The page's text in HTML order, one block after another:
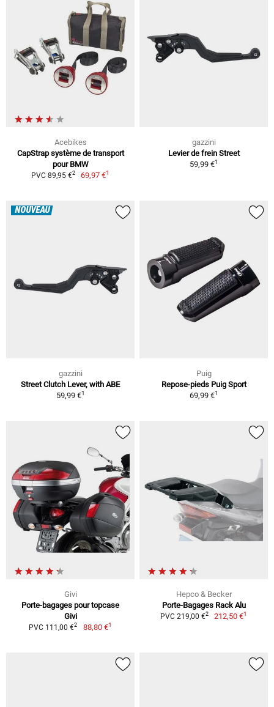
Acebikes
CapStrap système de transport
pour BMW
PVC 89,95 €2 69,97 €1
gazzini
Levier de frein Street
59,99 €1
NOUVEAU
gazzini
Street Clutch Lever, with ABE
59,99 €1
Puig
Repose-pieds Puig Sport
69,99 €1
Givi
Porte-bagages pour topcase
Givi
PVC 111,00 €2 88,80 €1
Hepco & Becker
Porte-Bagages Rack Alu
PVC 219,00 €2 212,50 €1